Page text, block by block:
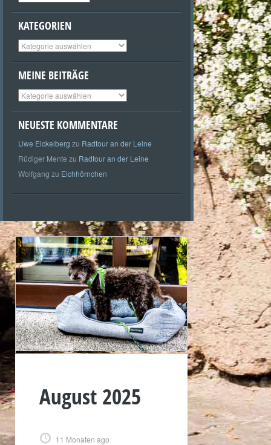
KATEGORIEN
Kategorien
MEINE BEITRÄGE
Meine
Beiträge
NEUESTE KOMMENTARE
Uwe Eickelberg zu Radtour an der Leine
Rüdiger Mente zu Radtour an der Leine
Wolfgang zu Eichhörnchen
August 2025
11 Monaten ago